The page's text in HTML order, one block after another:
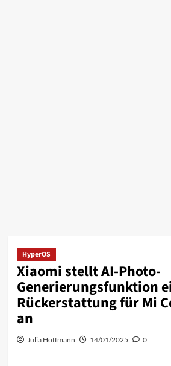
HyperOS
Xiaomi stellt AI-Photo-
Generierungsfunktion
Rückerstattung für Mi
an
Julia Hoffmann 14/01/2025 0